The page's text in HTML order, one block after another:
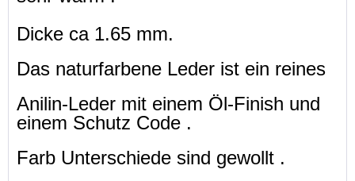
Dicke ca 1.65 mm.
Das naturfarbene Leder ist ein reines
Anilin-Leder mit einem Öl-Finish und
einem Schutz Code .
Farb Unterschiede sind gewollt .